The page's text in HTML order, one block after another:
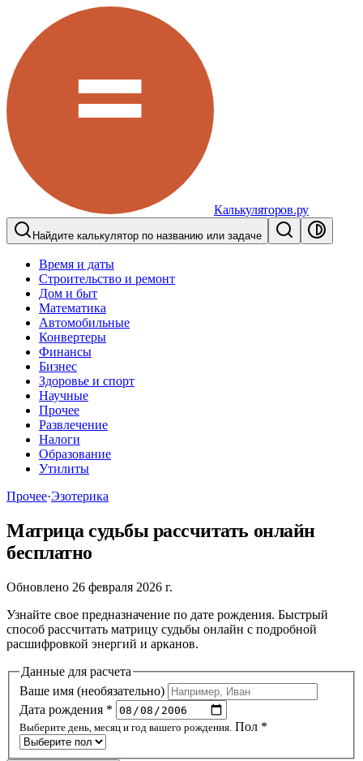
Калькуляторов.ру
Найдите калькулятор по названию или задаче
Время и даты
Строительство и ремонт
Дом и быт
Математика
Автомобильные
Конвертеры
Финансы
Бизнес
Здоровье и спорт
Научные
Прочее
Развлечение
Налоги
Образование
Утилиты
Прочее·Эзотерика
Матрица судьбы рассчитать онлайн
бесплатно
Обновлено 26 февраля 2026 г.
Узнайте свое предназначение по дате рождения. Быстрый
способ рассчитать матрицу судьбы онлайн с подробной
расшифровкой энергий и арканов.
Данные для расчета
Ваше имя (необязательно)
Дата рождения *
Выберите день, месяц и год вашего рождения. Пол *